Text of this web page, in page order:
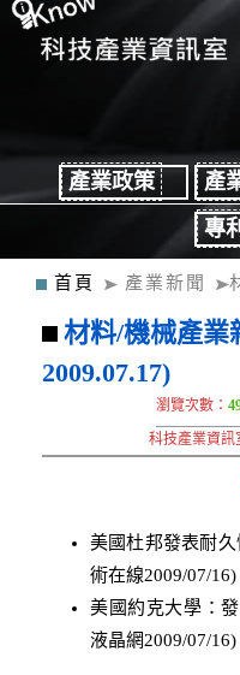
產業政策 產
專
首頁 產業新聞
材料/機械產業
2009.07.17)
瀏覽次數：
科技產業資訊
美國杜邦發表耐
術在線2009/07/16)
美國約克大學：
液晶網2009/07/16)